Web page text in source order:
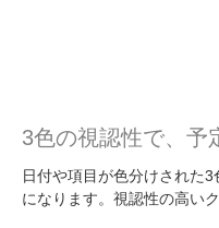
3色の視認性で、予
日付や項目が色分けされた
になります。視認性の高い